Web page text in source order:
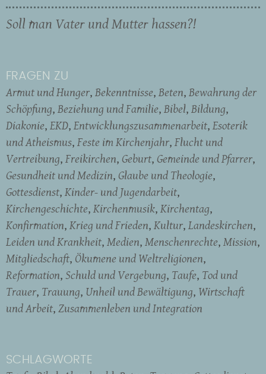
Soll man Vater und Mutter hassen?!
FRAGEN ZU
Armut und Hunger Bekenntnisse Beten Bewahrung der
Schöpfung Beziehung und Familie Bibel Bildung
Diakonie EKD Entwicklungszusammenarbeit Esoterik
und Atheismus Feste im Kirchenjahr Flucht und
Vertreibung Freikirchen Geburt Gemeinde und Pfarrer
Gesundheit und Medizin Glaube und Theologie
Gottesdienst Kinder- und Jugendarbeit
Kirchengeschichte Kirchenmusik Kirchentag
Konfirmation Krieg und Frieden Kultur Landeskirchen
Leiden und Krankheit Medien Menschenrechte Mission
Mitgliedschaft Ökumene und Weltreligionen
Reformation Schuld und Vergebung Taufe Tod und
Trauer Trauung Unheil und Bewältigung Wirtschaft
und Arbeit Zusammenleben und Integration
SCHLAGWORTE